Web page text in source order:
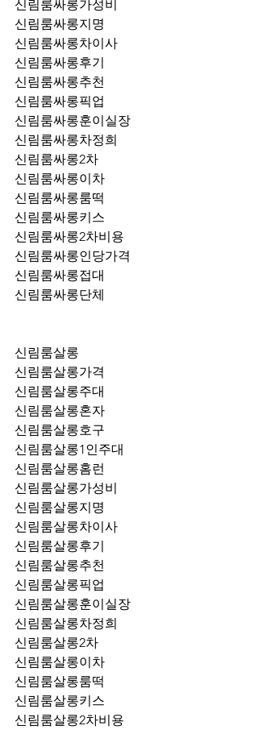
신림룸싸롱가성비
신림룸싸롱지명
신림룸싸롱차이사
신림룸싸롱후기
신림룸싸롱추천
신림룸싸롱훈이실장
신림룸싸롱차정희
신림룸싸롱2차
신림룸싸롱이차
신림룸싸롱룸떡
신림룸싸롱키스
신림룸싸롱2차비용
신림룸싸롱인당가격
신림룸싸롱접대
신림룸싸롱단체
신림룸살롱
신림룸살롱가격
신림룸살롱주대
신림룸살롱혼자
신림룸살롱호구
신림룸살롱1인주대
신림룸살롱홈런
신림룸살롱가성비
신림룸살롱지명
신림룸살롱차이사
신림룸살롱후기
신림룸살롱추천
신림룸살롱훈이실장
신림룸살롱차정희
신림룸살롱2차
신림룸살롱이차
신림룸살롱룸떡
신림룸살롱키스
신림룸살롱2차비용